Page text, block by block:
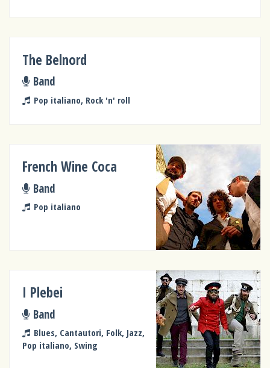
The Belnord
Band
Pop italiano, Rock 'n' roll
French Wine Coca
Band
Pop italiano
I Plebei
Band
Blues, Cantautori, Folk, Jazz,
Pop italiano, Swing